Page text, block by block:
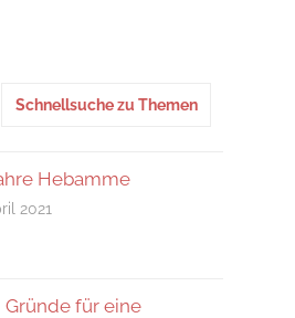
Schnellsuche zu Themen
Hebamme
2021
Gründe für eine